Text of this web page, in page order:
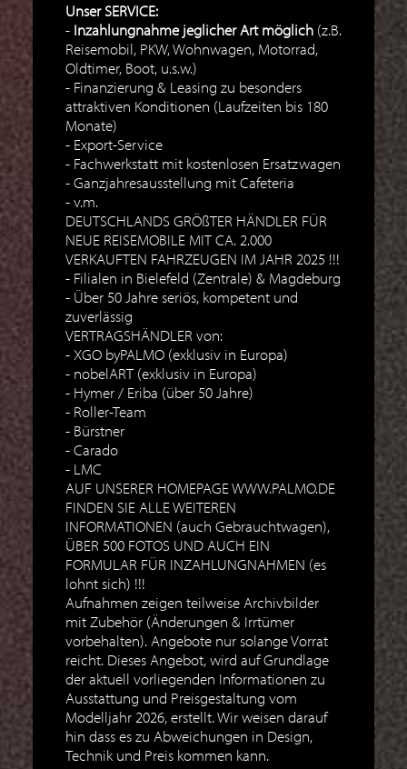
Unser SERVICE:
Inzahlungnahme jeglicher Art möglich (z.B.
Reisemobil, PKW, Wohnwagen, Motorrad,
Oldtimer, Boot, u.s.w.)
Finanzierung & Leasing zu besonders
attraktiven Konditionen (Laufzeiten bis 180
Monate)
Export-Service
Fachwerkstatt mit kostenlosen Ersatzwagen
Ganzjahresausstellung mit Cafeteria
v.m.
DEUTSCHLANDS GRÖßTER HÄNDLER FÜR
NEUE REISEMOBILE MIT CA. 2.000
VERKAUFTEN FAHRZEUGEN IM JAHR 2025 !!!
Filialen in Bielefeld (Zentrale) & Magdeburg
Über 50 Jahre seriös, kompetent und
zuverlässig
VERTRAGSHÄNDLER von:
XGO byPALMO (exklusiv in Europa)
nobelART (exklusiv in Europa)
Hymer / Eriba (über 50 Jahre)
Roller-Team
Bürstner
Carado
LMC
AUF UNSERER HOMEPAGE WWW.PALMO.DE
FINDEN SIE ALLE WEITEREN
INFORMATIONEN (auch Gebrauchtwagen),
ÜBER 500 FOTOS UND AUCH EIN
FORMULAR FÜR INZAHLUNGNAHMEN (es
lohnt sich) !!!
Aufnahmen zeigen teilweise Archivbilder
mit Zubehör (Änderungen & Irrtümer
vorbehalten). Angebote nur solange Vorrat
reicht. Dieses Angebot, wird auf Grundlage
der aktuell vorliegenden Informationen zu
Ausstattung und Preisgestaltung vom
Modelljahr 2026, erstellt. Wir weisen darauf
hin dass es zu Abweichungen in Design,
Technik und Preis kommen kann.